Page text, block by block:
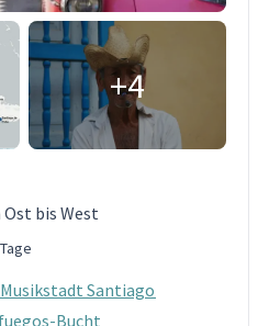
+4
bis West
Santiago
Bucht